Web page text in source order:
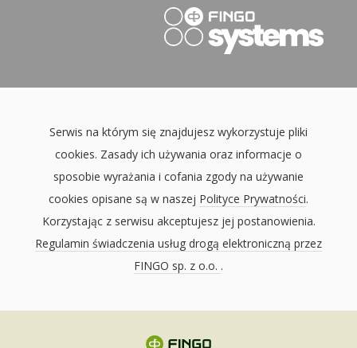
Serwis na którym się znajdujesz wykorzystuje pliki
cookies. Zasady ich używania oraz informacje o
sposobie wyrażania i cofania zgody na używanie
cookies opisane są w naszej Polityce Prywatności.
Korzystając z serwisu akceptujesz jej postanowienia.
Regulamin świadczenia usług drogą elektroniczną przez
FINGO sp. z o.o. .